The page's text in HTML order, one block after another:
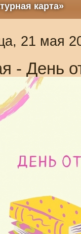
карта»
21 мая
- День